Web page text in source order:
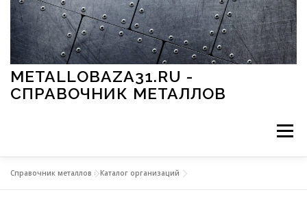
Перейти к содержимому
METALLOBAZA31.RU -
СПРАВОЧНИК МЕТАЛЛОВ
Меню
Справочник металлов »Каталог организаций